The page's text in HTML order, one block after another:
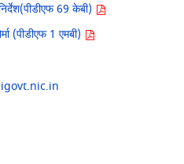
69 केबी)
(पीडीएफ 1 एमबी)